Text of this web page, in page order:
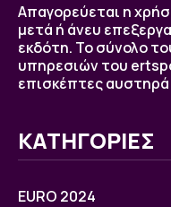
Απαγορεύεται η
μετά ή άνευ
εκδότη. Το σύνολο
υπηρεσιών του
επισκέπτες
ΚΑΤΗΓΟΡΙΕΣ
EURO 2024